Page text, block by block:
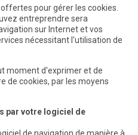
pour gérer les cookies.
entreprendre sera
sur Internet et vos
nécessitant l'utilisation de
moment d'exprimer et de
de cookies, par les moyens
par votre logiciel de